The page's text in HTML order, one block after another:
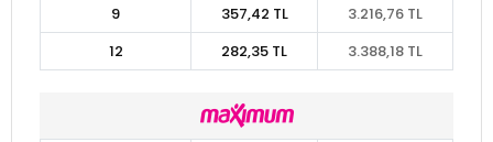
9
357,42 TL
3.216,76 TL
12
282,35 TL 3.388,18 TL